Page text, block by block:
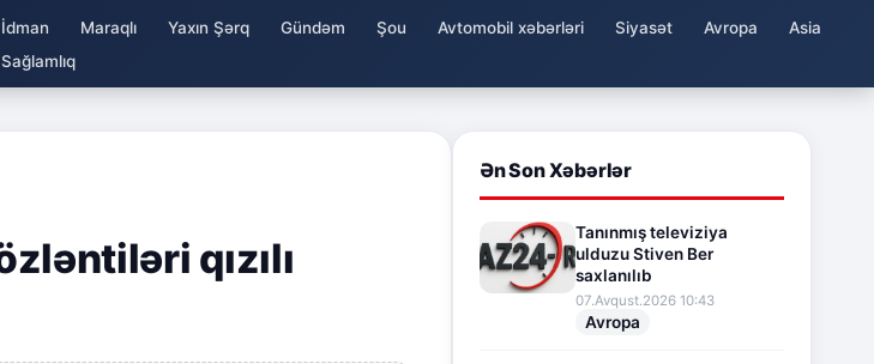
İdman Maraqlı Yaxın Şərq Gündəm Şou Avtomobil xəbərləri Siyasət Avropa
Asia
Sağlamlıq
qızılı
Ən Son Xəbərlər
Tanınmış televiziya
ulduzu Stiven Ber
saxlanılıb
07.Avqust.2026 10:43
Avropa